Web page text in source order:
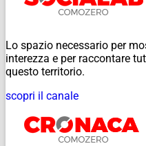
Lo spazio necessario per
interezza e per raccontare
questo territorio.
scopri il canale